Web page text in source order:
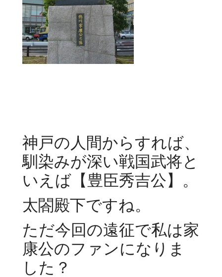
神戸の人間からすれば、
馴染みが深い戦国武将と
いえば【豊臣秀吉公】。
太閤殿下ですね。
ただ今回の遠征で私は家
康公のファンになりま
した？